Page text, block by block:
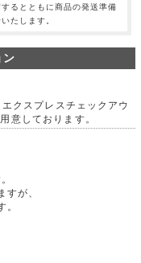
るとともに商品の発送準備
たします。
ン
クスプレスチェックアウ
意しております。
すが、
。